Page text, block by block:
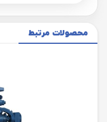
محصولات مرتبط